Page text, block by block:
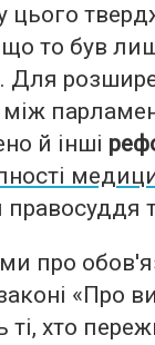
цього
що то був
Для
й інші
правосуддя
про
«Про
ті, хто